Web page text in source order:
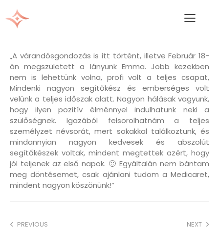
„A várandósgondozás is itt történt, illetve Február 18-
án megszületett a lányunk Emma. Jobb kezekben
nem is lehettünk volna, profi volt a teljes csapat,
Mindenki nagyon segítőkész és emberséges volt
velünk a teljes időszak alatt. Nagyon hálásak vagyunk,
hogy ilyen pozitív élménnyel indulhatunk neki a
szülőségnek. Igazából felsorolhatnám a teljes
személyzet névsorát, mert sokakkal találkoztunk, és
mindannyian nagyon kedvesek és abszolút
segítőkészek voltak, mindent megtettek azért, hogy
jól teljenek az első napok. 🙂 Egyáltalán nem bántam
meg döntésemet, csak ajánlani tudom a Medicaret,
mindent nagyon köszönünk!”
PREVIOUS NEXT